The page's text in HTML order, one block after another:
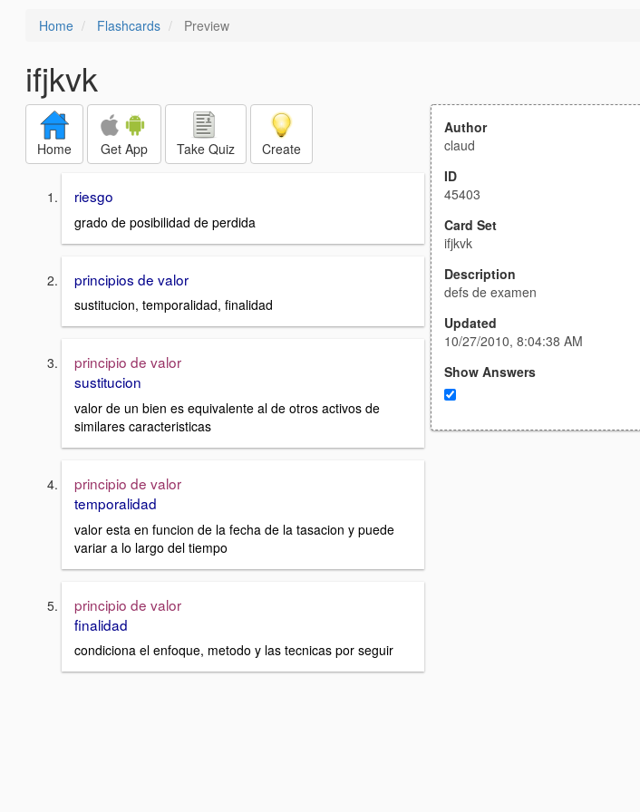
Home Flashcards Preview
ifjkvk
Home Get App Take Quiz Create
riesgo
grado de posibilidad de perdida
principios de valor
sustitucion, temporalidad, finalidad
principio de valor
sustitucion
valor de un bien es equivalente al de otros activos de
similares caracteristicas
principio de valor
temporalidad
valor esta en funcion de la fecha de la tasacion y puede
variar a lo largo del tiempo
principio de valor
finalidad
condiciona el enfoque, metodo y las tecnicas por seguir
Author
claud
ID
45403
Card Set
ifjkvk
Description
defs de examen
Updated
10/27/2010, 8:04:38 AM
Show Answers